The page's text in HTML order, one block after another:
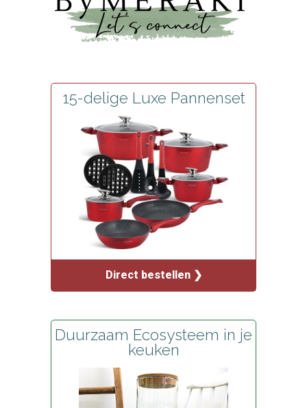
15-delige Luxe Pannenset
Direct bestellen ❯
Duurzaam Ecosysteem in je
keuken